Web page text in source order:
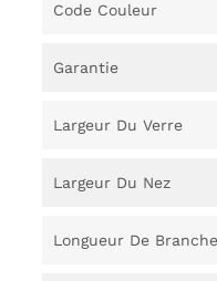
Code Couleur
Garantie
Largeur Du Verre
Largeur Du Nez
Longueur De Branche